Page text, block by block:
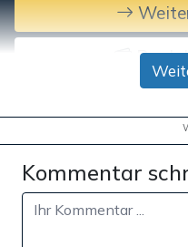
Kommentar